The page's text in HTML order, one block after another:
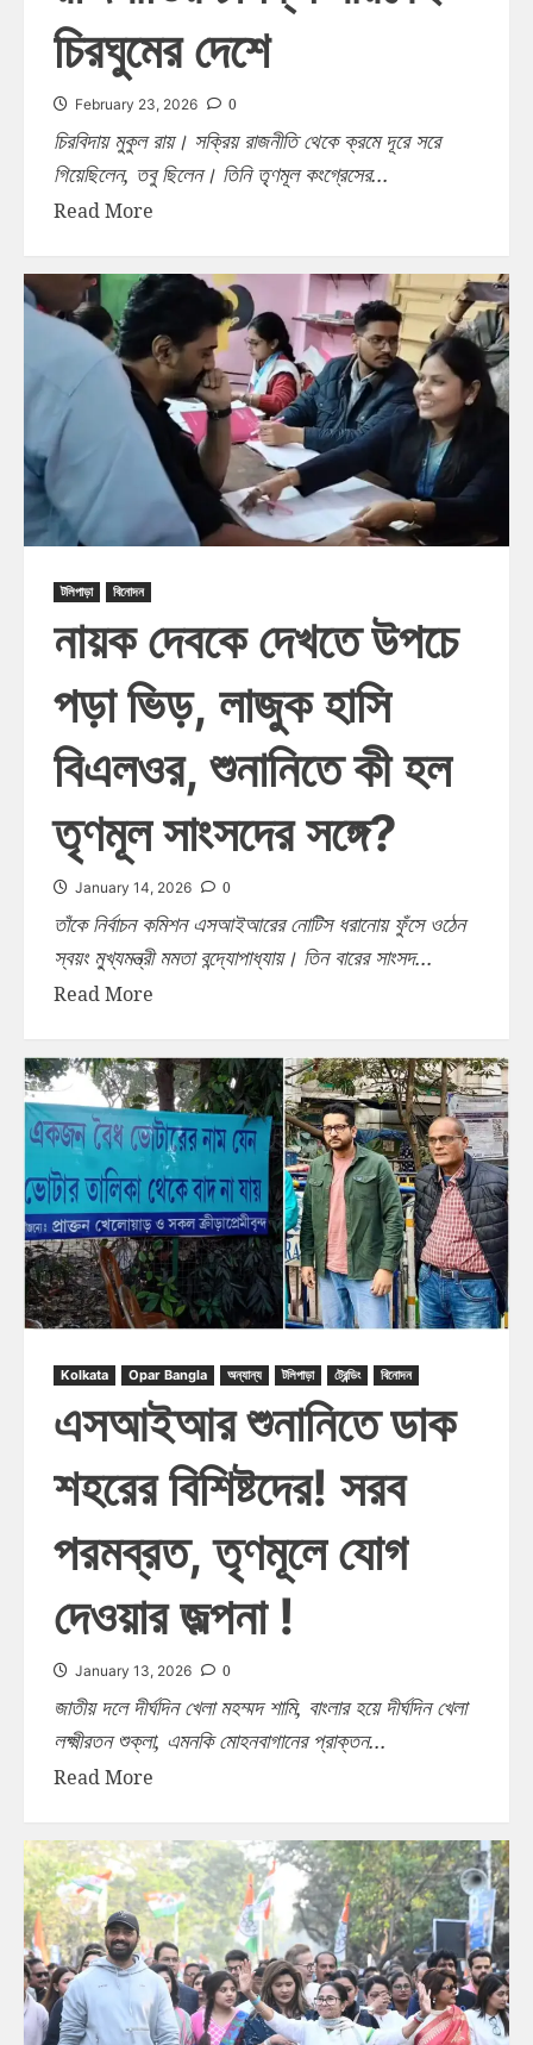
চিরঘুমের দেশে
February 23, 2026 0
চিরবিদায় মুকুল রায়। সক্রিয় রাজনীতি থেকে ক্রমে দূরে সরে
গিয়েছিলেন, তবু ছিলেন। তিনি তৃণমূল কংগ্রেসের...
Read More
টলিপাড়া বিনোদন
নায়ক দেবকে দেখতে উপচে
পড়া ভিড়, লাজুক হাসি
বিএলওর, শুনানিতে কী হল
তৃণমূল সাংসদের সঙ্গে?
January 14, 2026 0
তাঁকে নির্বাচন কমিশন এসআইআরের নোটিস ধরানোয় ফুঁসে ওঠেন
স্বয়ং মু্খ্যমন্ত্রী মমতা বন্দ্যোপাধ্যায়। তিন বারের সাংসদ...
Read More
Kolkata Opar Bangla অন্যান্য টলিপাড়া ট্রেন্ডিং বিনোদন
এসআইআর শুনানিতে ডাক
শহরের বিশিষ্টদের! সরব
পরমব্রত, তৃণমূলে যোগ
দেওয়ার জল্পনা !
January 13, 2026 0
জাতীয় দলে দীর্ঘদিন খেলা মহম্মদ শামি, বাংলার হয়ে দীর্ঘদিন খেলা
লক্ষ্মীরতন শুক্লা, এমনকি মোহনবাগানের প্রাক্তন...
Read More